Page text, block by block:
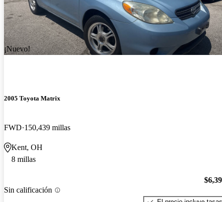
¡Nuevo!
2005 Toyota Matrix
FWD 150,439 millas
Kent, OH
8 millas
Sin calificación